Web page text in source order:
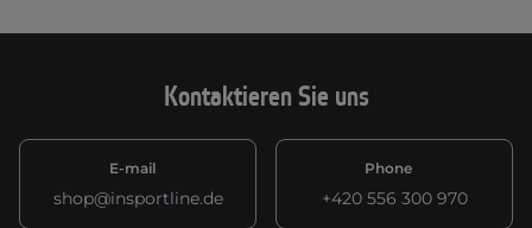
Kontaktieren Sie uns
E-mail
shop@insportline.de
Phone
+420 556 300 970